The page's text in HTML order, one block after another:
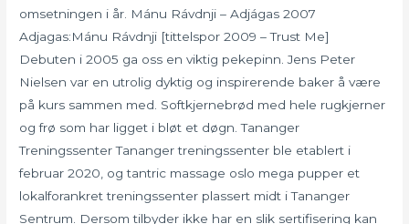
omsetningen i år. Mánu Rávdnji – Adjágas 2007
Adjagas:Mánu Rávdnji [tittelspor 2009 – Trust Me]
Debuten i 2005 ga oss en viktig pekepinn. Jens Peter
Nielsen var en utrolig dyktig og inspirerende baker å være
på kurs sammen med. Softkjernebrød med hele rugkjerner
og frø som har ligget i bløt et døgn. Tananger
Treningssenter Tananger treningssenter ble etablert i
februar 2020, og tantric massage oslo mega pupper et
lokalforankret treningssenter plassert midt i Tananger
Sentrum. Dersom tilbyder ikke har en slik sertifisering kan